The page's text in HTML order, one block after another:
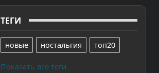
ТЕГИ
новые ностальгия топ20
Показать все теги